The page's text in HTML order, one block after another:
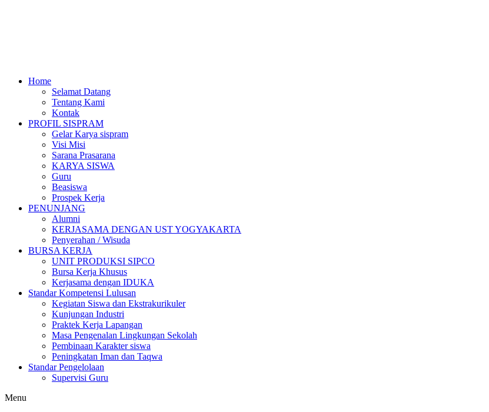
Home
Selamat Datang
Tentang Kami
Kontak
PROFIL SISPRAM
Gelar Karya sispram
Visi Misi
Sarana Prasarana
KARYA SISWA
Guru
Beasiswa
Prospek Kerja
PENUNJANG
Alumni
KERJASAMA DENGAN UST YOGYAKARTA
Penyerahan / Wisuda
BURSA KERJA
UNIT PRODUKSI SIPCO
Bursa Kerja Khusus
Kerjasama dengan IDUKA
Standar Kompetensi Lulusan
Kegiatan Siswa dan Ekstrakurikuler
Kunjungan Industri
Praktek Kerja Lapangan
Masa Pengenalan Lingkungan Sekolah
Pembinaan Karakter siswa
Peningkatan Iman dan Taqwa
Standar Pengelolaan
Supervisi Guru
Menu